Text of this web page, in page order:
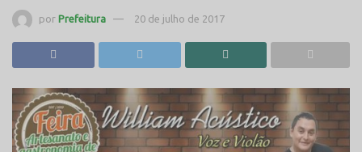
por Prefeitura 20 de julho de 2017